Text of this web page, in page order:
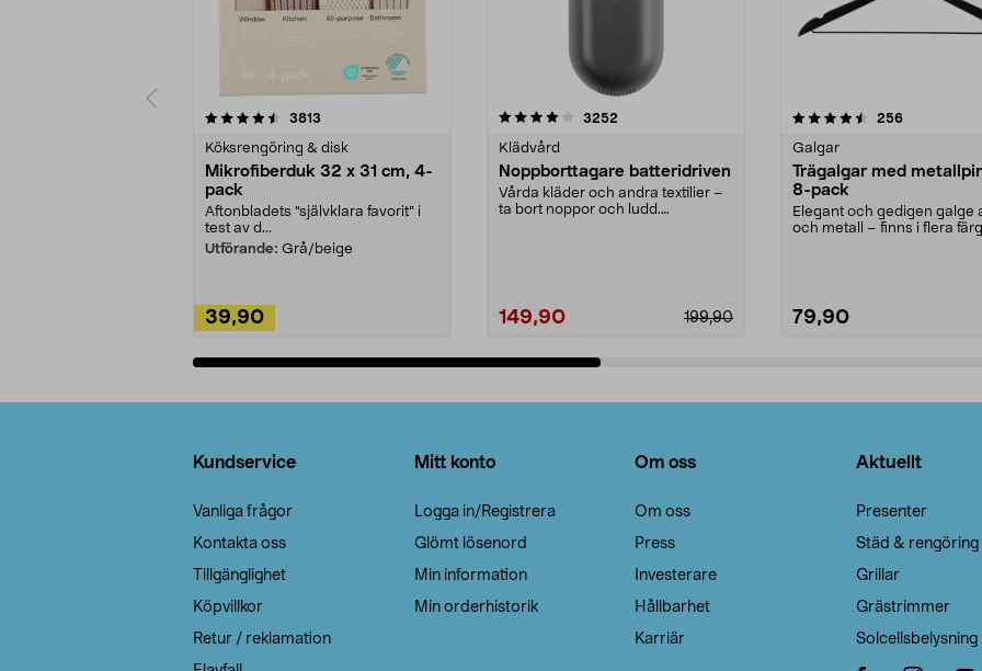
3813
Köksrengöring & disk
Mikrofiberduk 32 x 31 cm, 4-
pack
Aftonbladets "självklara favorit” i
test av d...
Utförande: Grå/beige
39,90
4.0av 5 stjärnor 3252
Klädvård
Noppborttagare batteridriven
Vårda kläder och andra textilier –
ta bort noppor och ludd.
199,90
149,90
4.5av 5 stjärnor 256recensioner
Galgar
Trägalgar med
8-pack
Elegant och gedigen galge
och metall – finns i flera
79,90
4.0av 5 stjärnor
Kundservice
Vanliga frågor
Kontakta oss
Tillgänglighet
Köpvillkor
Retur / reklamation
Mitt konto
Logga in/Registrera
Glömt lösenord
Min information
Min orderhistorik
Om oss
Om oss
Press
Investerare
Hållbarhet
Karriär
Aktuellt
Presenter
Städ & rengöring
Grillar
Grästrimmer
Solcellsbelysning